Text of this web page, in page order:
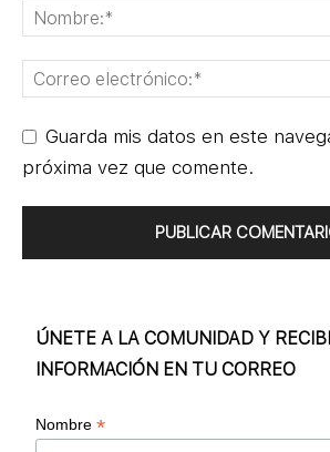
Guarda mis datos en este
próxima vez que comente.
ÚNETE A LA COMUNIDAD Y
INFORMACIÓN EN TU CORREO
Nombre*